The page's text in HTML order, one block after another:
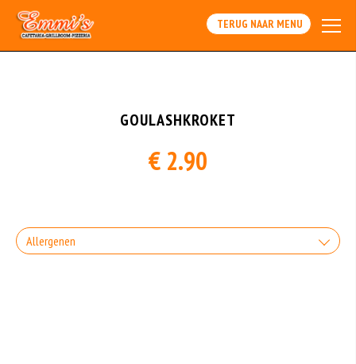
Array
TERUG NAAR MENU
GOULASHKROKET
€ 2.90
Allergenen